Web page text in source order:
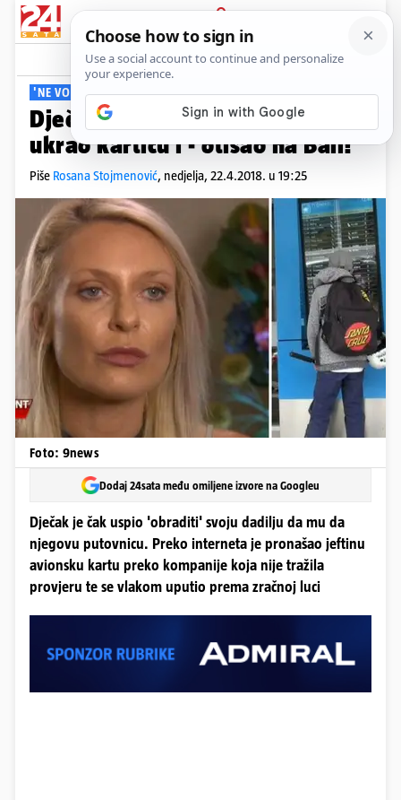
PRIJAVA
Viral Komentari
'NE VOLI ČUTI 'NE'
Dječak se posvađao s mamom,
ukrao karticu i - otišao na Bali!
Piše Rosana Stojmenović, nedjelja, 22.4.2018. u 19:25
Foto: 9news
Dodaj 24sata među omiljene izvore na Googleu
Dječak je čak uspio 'obraditi' svoju dadilju da mu da
njegovu putovnicu. Preko interneta je pronašao jeftinu
avionsku kartu preko kompanije koja nije tražila
provjeru te se vlakom uputio prema zračnoj luci